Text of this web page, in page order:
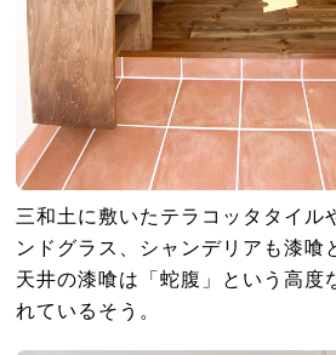
三和土に敷いたテラコッタタイル
ンドグラス、シャンデリアも漆喰
天井の漆喰は「蛇腹」という高度
れているそう。